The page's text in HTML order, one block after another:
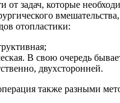
от задач, которые
отопластики:
В свою очередь
двухсторонней.
также разными